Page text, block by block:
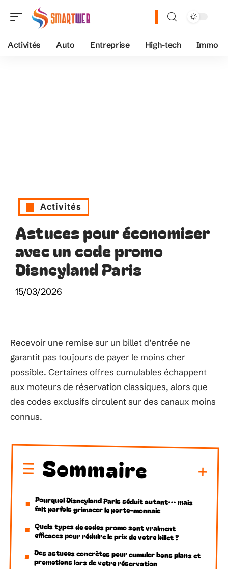
Activités Auto Entreprise High-tech Immo
Activités
Astuces pour économiser
avec un code promo
Disneyland Paris
15/03/2026
Recevoir une remise sur un billet d’entrée ne
garantit pas toujours de payer le moins cher
possible. Certaines offres cumulables échappent
aux moteurs de réservation classiques, alors que
des codes exclusifs circulent sur des canaux moins
connus.
Sommaire
Pourquoi Disneyland Paris séduit autant… mais
fait parfois grimacer le porte-monnaie
Quels types de codes promo sont vraiment
efficaces pour réduire le prix de votre billet ?
Des astuces concrètes pour cumuler bons plans et
promotions lors de votre réservation